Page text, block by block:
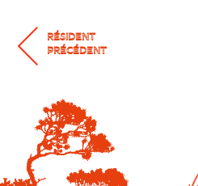
RÉSIDENT
PRÉCÉDENT